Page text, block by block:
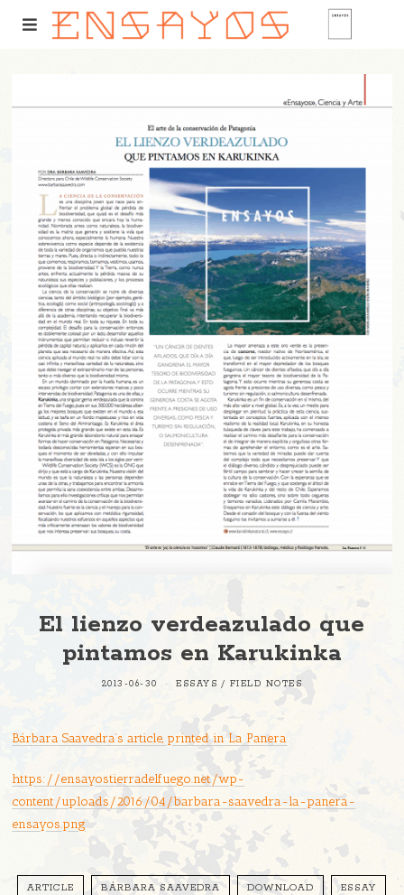
El lienzo verdeazulado que
pintamos en Karukinka
2013-06-30 ESSAYS / FIELD NOTES
Bárbara Saavedra’s article, printed in La Panera
https://ensayostierradelfuego.net/wp-
content/uploads/2016/04/barbara-saavedra-la-panera-
ensayos.png
ARTICLE BÁRBARA SAAVEDRA DOWNLOAD ESSAY